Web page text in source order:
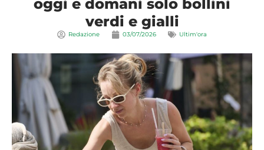
oggi e domani solo bollini
verdi e gialli
Redazione 03/07/2026 Ultim'ora